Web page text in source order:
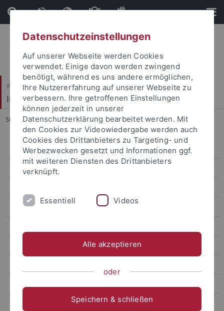
Direkt
zum
Inhalt
Direkt
zur
Fußleiste
Wirtschafts- und Sozialwissenschaftliche Fakultät
Institut für Sportwissenschaft
Sie sind hier: Startseite ... 062_Schüttoff_Groningen
Sportökonomik, Sportmanagement und Sportpublizistik
Team
Forschung
Sportpsychologie und Methodenlehre
Bildungs- und Gesundheitsforschung im Sport
Datenschutzeinstellungen
Auf unserer Webseite werden Cookies
verwendet. Einige davon werden zwingend
benötigt, während es uns andere ermöglichen,
Ihre Nutzererfahrung auf unserer Webseite zu
verbessern. Ihre getroffenen Einstellungen
können jederzeit in unserer
Datenschutzerklärung bearbeitet werden. Mit
den Cookies zur Videowiedergabe werden auch
Cookies des Drittanbieters zu Targeting- und
Werbezwecken gesetzt und Informationen ggf.
mit weiteren Diensten des Drittanbieters
verknüpft.
Essentiell Videos
Alle akzeptieren
oder
Speichern & schließen